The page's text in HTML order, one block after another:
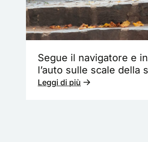
Segue il navigatore e
l’auto sulle scale della
Leggi di più